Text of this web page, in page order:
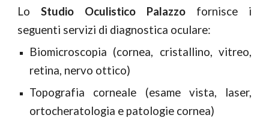
LoStudio Oculistico Palazzo
fornisce i
seguenti servizi di diagnostica oculare:
Biomicroscopia (cornea, cristallino, vitreo,
retina, nervo ottico)
Topografia corneale (esame vista, laser,
ortocheratologia e patologie cornea)